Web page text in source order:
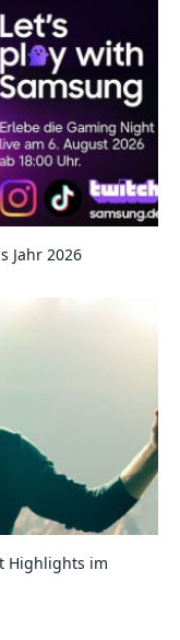
Jahr 2026
Highlights im